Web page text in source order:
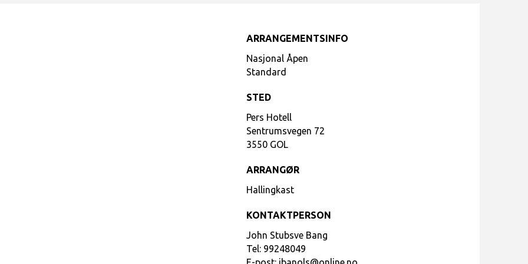
ARRANGEMENTSINFO
Nasjonal Åpen
Standard
STED
Pers Hotell
Sentrumsvegen 72
3550 GOL
ARRANGØR
Hallingkast
KONTAKTPERSON
John Stubsve Bang
Tel: 99248049